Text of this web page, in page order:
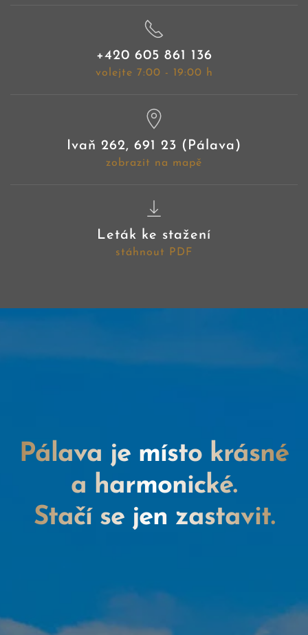
+420 605 861 136
volejte 7:00 - 19:00 h
Ivaň 262, 691 23 (Pálava)
zobrazit na mapě
Leták ke stažení
stáhnout PDF
Pálava je místo krásné
a harmonické.
Stačí se jen zastavit.